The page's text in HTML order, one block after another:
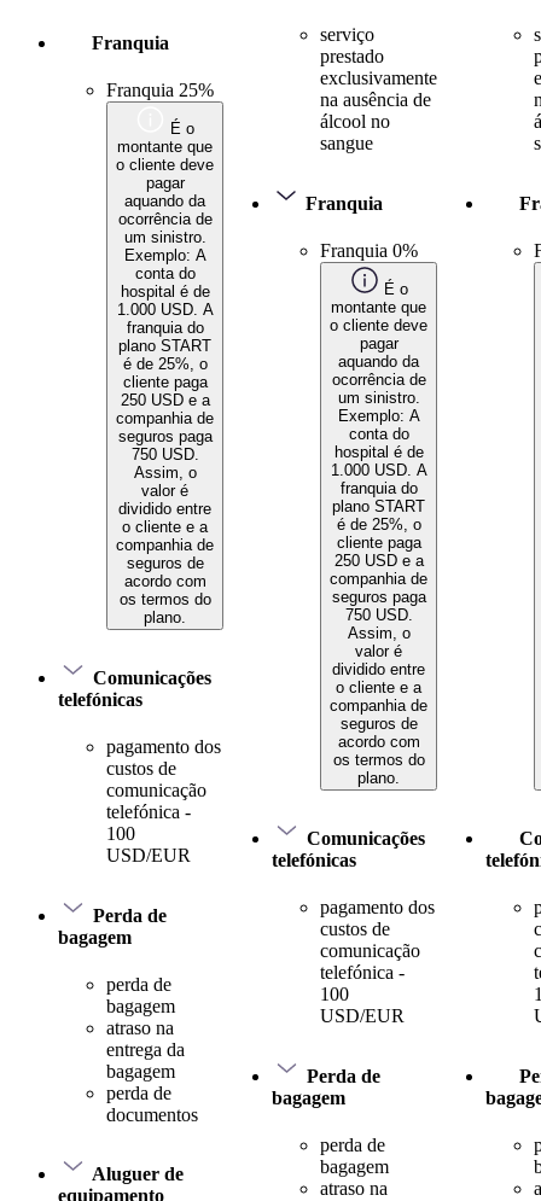
Franquia
Franquia 25%
É o
montante que
o cliente deve
pagar
aquando da
ocorrência de
um sinistro.
Exemplo: A
conta do
hospital é de
1.000 USD. A
franquia do
plano START
é de 25%, o
cliente paga
250 USD e a
companhia de
seguros paga
750 USD.
Assim, o
valor é
dividido entre
o cliente e a
companhia de
seguros de
acordo com
os termos do
plano.
Comunicações
telefónicas
pagamento dos
custos de
comunicação
telefónica -
100
USD/EUR
Perda de
bagagem
perda de
bagagem
atraso na
entrega da
bagagem
perda de
documentos
Aluguer de
equipamento
serviço
prestado
exclusivamente
na ausência de
álcool no
sangue
Franquia
Franquia 0%
É o
montante que
o cliente deve
pagar
aquando da
ocorrência de
um sinistro.
Exemplo: A
conta do
hospital é de
1.000 USD. A
franquia do
plano START
é de 25%, o
cliente paga
250 USD e a
companhia de
seguros paga
750 USD.
Assim, o
valor é
dividido entre
o cliente e a
companhia de
seguros de
acordo com
os termos do
plano.
Comunicações
telefónicas
pagamento dos
custos de
comunicação
telefónica -
100
USD/EUR
Perda de
bagagem
perda de
bagagem
atraso na